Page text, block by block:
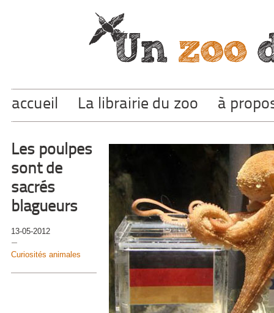
accueil La librairie du zoo à
Les poulpes
sont de
sacrés
blagueurs
13-05-2012
Curiosités animales